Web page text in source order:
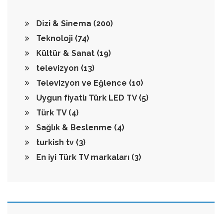
Dizi & Sinema (200)
Teknoloji (74)
Kültür & Sanat (19)
televizyon (13)
Televizyon ve Eğlence (10)
Uygun fiyatlı Türk LED TV (5)
Türk TV (4)
Sağlık & Beslenme (4)
turkish tv (3)
En iyi Türk TV markaları (3)